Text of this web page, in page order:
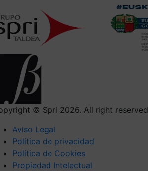
© Spri 2026. All right reserved
Aviso Legal
Política de privacidad
Política de Cookies
Propiedad Intelectual